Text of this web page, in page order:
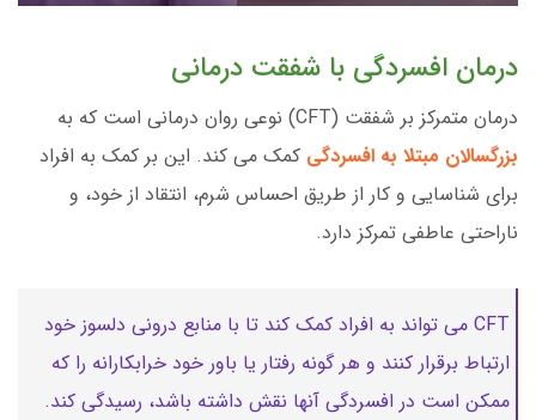
درمان افسردگی با شفقت درمانی
درمان متمرکز بر شفقت (CFT) نوعی روان درمانی است که به
بزرگسالان مبتلا به افسردگی کمک می کند. این بر کمک به افراد
برای شناسایی و کار از طریق احساس شرم، انتقاد از خود، و
ناراحتی عاطفی تمرکز دارد.
CFT می تواند به افراد کمک کند تا با منابع درونی دلسوز خود
ارتباط برقرار کنند و هر گونه رفتار یا باور خود خرابکارانه را که
ممکن است در افسردگی آنها نقش داشته باشد، رسیدگی کند.